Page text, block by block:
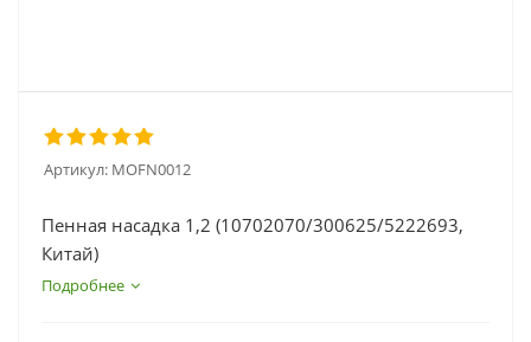
Артикул: MOFN0012
Пенная насадка 1,2 (10702070/300625/5222693,
Китай)
Подробнее